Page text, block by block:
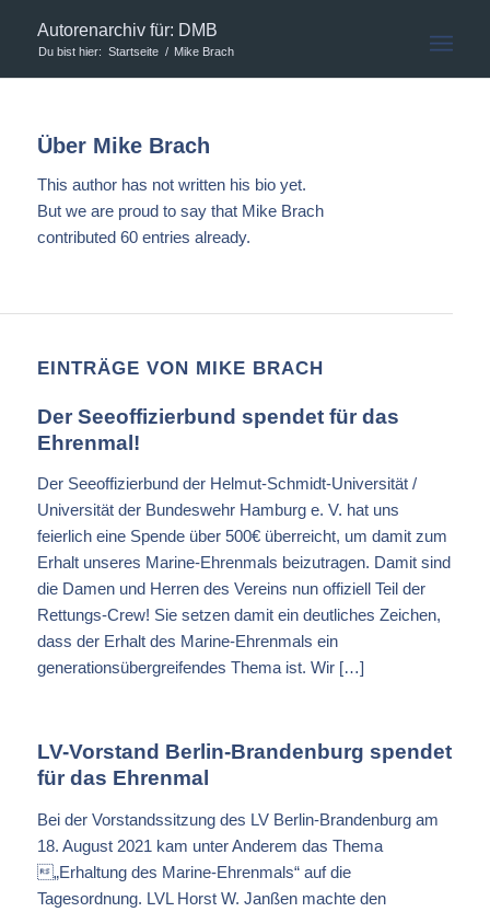
Autorenarchiv für: DMB
Du bist hier: Startseite / Mike Brach
Über Mike Brach
This author has not written his bio yet.
But we are proud to say that Mike Brach
contributed 60 entries already.
EINTRÄGE VON MIKE BRACH
Der Seeoffizierbund spendet für das
Ehrenmal!
Der Seeoffizierbund der Helmut-Schmidt-Universität /
Universität der Bundeswehr Hamburg e. V. hat uns
feierlich eine Spende über 500€ überreicht, um damit zum
Erhalt unseres Marine-Ehrenmals beizutragen. Damit sind
die Damen und Herren des Vereins nun offiziell Teil der
Rettungs-Crew! Sie setzen damit ein deutliches Zeichen,
dass der Erhalt des Marine-Ehrenmals ein
generationsübergreifendes Thema ist. Wir […]
LV-Vorstand Berlin-Brandenburg spendet
für das Ehrenmal
Bei der Vorstandssitzung des LV Berlin-Brandenburg am
18. August 2021 kam unter Anderem das Thema
„Erhaltung des Marine-Ehrenmals“ auf die
Tagesordnung. LVL Horst W. Janßen machte den